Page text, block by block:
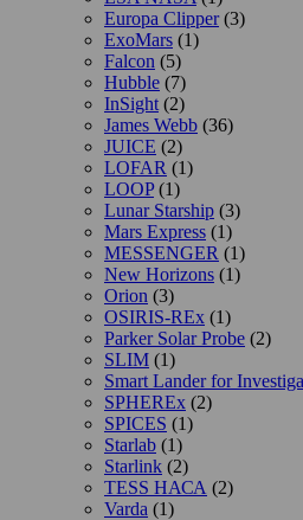
Europa Clipper(3)
ExoMars (1)
Falcon (5)
Hubble (7)
InSight (2)
James Webb (36)
JUICE (2)
LOFAR (1)
LOOP(1)
Lunar Starship (3)
Mars Express (1)
MESSENGER (1)
New Horizons (1)
Orion (3)
OSIRIS-REx (1)
Parker Solar Probe (2)
SLIM (1)
Smart Lander for
SPHEREx (2)
SPICES (1)
Starlab (1)
Starlink (2)
TESS НАСА (2)
Varda (1)